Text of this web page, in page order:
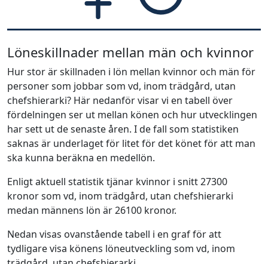
Löneskillnader mellan män och kvinnor
Hur stor är skillnaden i lön mellan kvinnor och män för
personer som jobbar som vd, inom trädgård, utan
chefshierarki? Här nedanför visar vi en tabell över
fördelningen ser ut mellan könen och hur utvecklingen
har sett ut de senaste åren. I de fall som statistiken
saknas är underlaget för litet för det könet för att man
ska kunna beräkna en medellön.
Enligt aktuell statistik tjänar kvinnor i snitt 27300
kronor som vd, inom trädgård, utan chefshierarki
medan männens lön är 26100 kronor.
Nedan visas ovanstående tabell i en graf för att
tydligare visa könens löneutveckling som vd, inom